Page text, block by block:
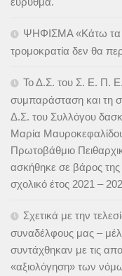
ΨΗΦΙΣΜΑ «Κάτω τα
τρομοκρατία δεν θα
Το Δ.Σ. του Σ. Ε. Π. Ε.
συμπαράσταση και τη
Δ.Σ. του Συλλόγου
Μαρία
Πρωτοβάθμιο
ασκήθηκε σε βάρος
σχολικό έτος 2021 –
Σχετικά με την
συναδέλφους μας –
συντάχθηκαν με τις
«αξιολόγηση» των